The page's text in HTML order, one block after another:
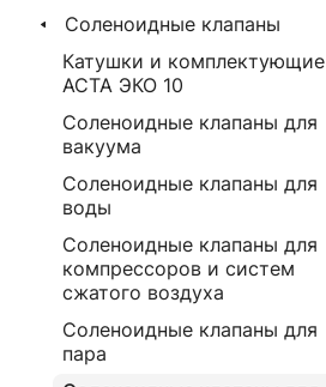
Соленоидные клапаны
Катушки и комплектующие
АСТА ЭКО 10
Соленоидные клапаны для
вакуума
Соленоидные клапаны для
воды
Соленоидные клапаны для
компрессоров и систем
сжатого воздуха
Соленоидные клапаны для
пара